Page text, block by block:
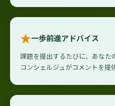
★一歩前進アドバイス
課題を提出するたびに、あなた
コンシェルジュがコメントを提